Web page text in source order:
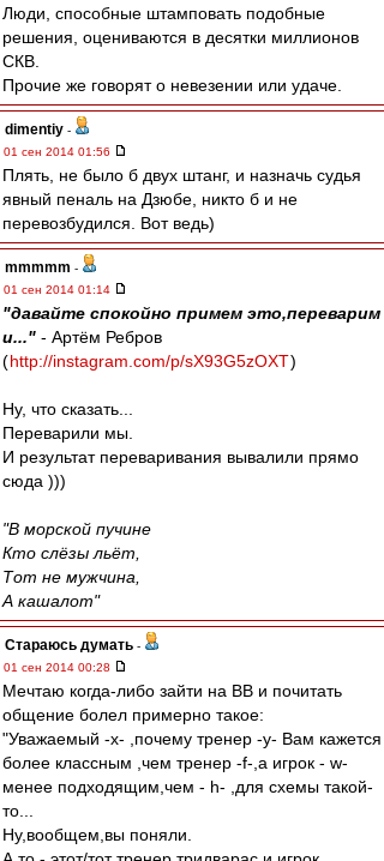
Люди, способные штамповать подобные
решения, оцениваются в десятки миллионов
СКВ.
Прочие же говорят о невезении или удаче.
dimentiy -
01 сен 2014 01:56
Плять, не было б двух штанг, и назначь судья
явный пеналь на Дзюбе, никто б и не
перевозбудился. Вот ведь)
mmmmm -
01 сен 2014 01:14
"давайте спокойно примем это,переварим
и..." - Артём Ребров
(http://instagram.com/p/sX93G5zOXT)
Ну, что сказать...
Переварили мы.
И результат переваривания вывалили прямо
сюда )))
"В морской пучине
Кто слёзы льёт,
Тот не мужчина,
А кашалот"
Стараюсь думать -
01 сен 2014 00:28
Мечтаю когда-либо зайти на ВВ и почитать
общение болел примерно такое:
"Уважаемый -x- ,почему тренер -y- Вам кажется
более классным ,чем тренер -f-,а игрок - w-
менее подходящим,чем - h- ,для схемы такой-
то...
Ну,вообщем,вы поняли.